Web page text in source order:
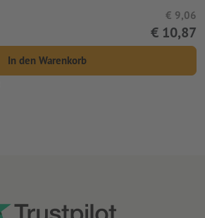
€ 9,06
€ 10,87
In den Warenkorb